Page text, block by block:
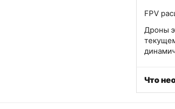
FPV
Дроны
Что